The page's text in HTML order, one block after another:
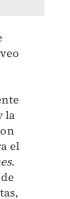
la
el
.